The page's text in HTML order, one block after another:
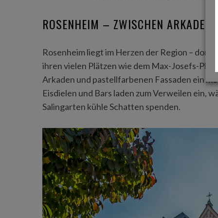
ROSENHEIM – ZWISCHEN
Rosenheim liegt im Herzen der Region –
ihren vielen Plätzen wie dem Max-Josefs-
Arkaden und pastellfarbenen Fassaden ein
Eisdielen und Bars laden zum Verweilen ein,
Salingarten kühle Schatten spenden.